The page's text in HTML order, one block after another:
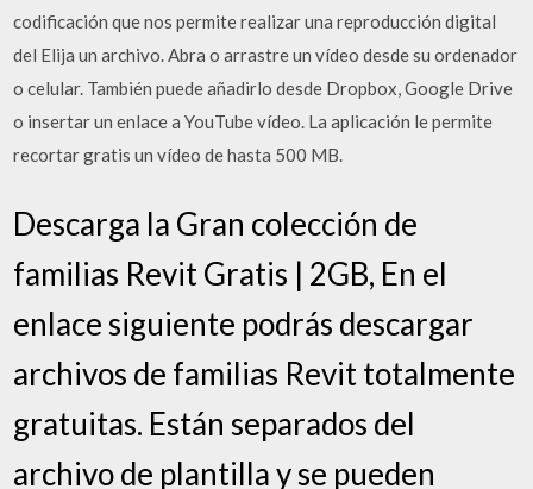
codificación que nos permite realizar una reproducción digital
del Elija un archivo. Abra o arrastre un vídeo desde su ordenador
o celular. También puede añadirlo desde Dropbox, Google Drive
o insertar un enlace a YouTube vídeo. La aplicación le permite
recortar gratis un vídeo de hasta 500 MB.
Descarga la Gran colección de
familias Revit Gratis | 2GB, En el
enlace siguiente podrás descargar
archivos de familias Revit totalmente
gratuitas. Están separados del
archivo de plantilla y se pueden